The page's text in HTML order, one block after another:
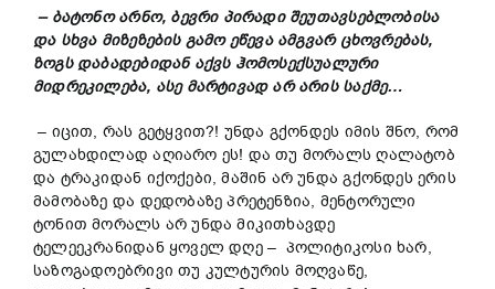
– ბატონო არნო, ბევრი პირადი შეუთავსებლობისა
და სხვა მიზეზების გამო ეწევა ამგვარ ცხოვრებას,
ზოგს დაბადებიდან აქვს ჰომოსექსუალური
მიდრეკილება, ასე მარტივად არ არის საქმე…
– იცით, რას გეტყვით?! უნდა გქონდეს იმის შნო, რომ
გულახდილად აღიარო ეს! და თუ მორალს ღალატობ
და ტრაკიდან იქოქები, მაშინ არ უნდა გქონდეს ერის
მამობაზე და დედობაზე პრეტენზია, მენტორული
ტონით მორალს არ უნდა მიკითხავდე
ტელეეკრანიდან ყოველ დღე – პოლიტიკოსი ხარ,
საზოგადოებრივი თუ კულტურის მოღვაწე,